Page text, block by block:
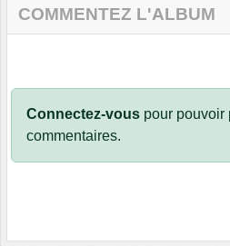
COMMENTEZ L'ALBUM
Connectez-vous pour pouvoir
commentaires.